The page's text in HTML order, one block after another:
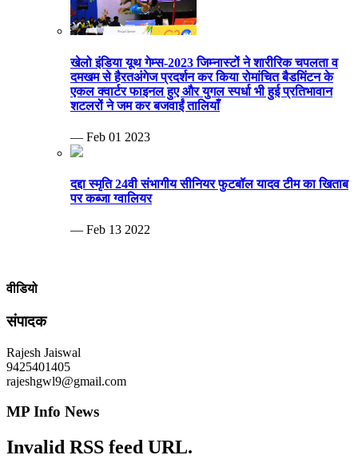
खेलो इंडिया यूथ गेम्स-2023 जिम्नास्टों ने शारीरिक चपलता व
दमखम से हैरतअंगेज प्रदर्शन कर किया रोमांचित बैडमिंटन के
एकल क्वार्टर फाइनल हुए और युगल स्पर्धा भी हुई प्रतिभावान
शटलरों ने जम कर बजवाईं तालियाँ
— Feb 01 2023
दद्दा स्मृति 24वी संभागीय सीनियर फुटबॉल यादव टीम का खिताब
पर कब्जा ग्वालियर
— Feb 13 2022
वीडियो
संपादक
Rajesh Jaiswal
9425401405
rajeshgwl9@gmail.com
MP Info News
Invalid RSS feed URL.